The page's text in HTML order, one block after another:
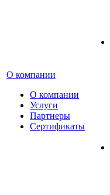
О компании
О компании
Услуги
Партнеры
Сертификаты